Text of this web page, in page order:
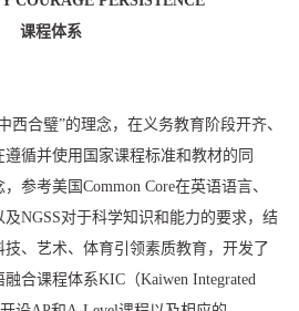
课程体系
西合璧”的理念，在义务教育阶段开齐、
循并使用国家课程标准和教材的同
参考美国Common Core在英语语言、
NGSS对于科学知识和能力的要求，结
、艺术、体育引领素质教育，开发了
合课程体系KIC（Kaiwen Integrated